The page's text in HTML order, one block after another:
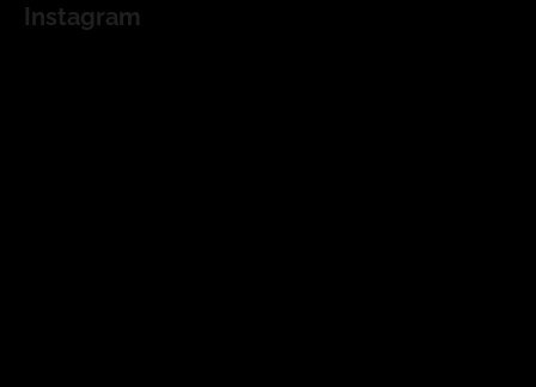
Instagram